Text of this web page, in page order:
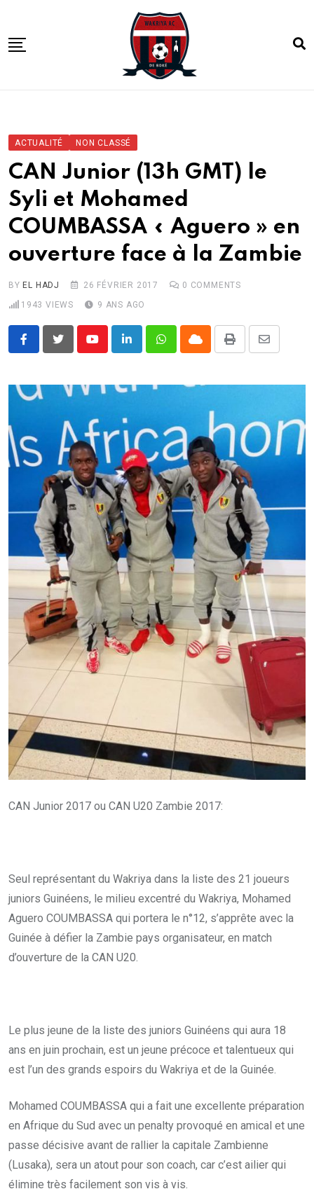
content
COMPETITIONS
CLUB
ACADEMIE
ACTUALITÉ NON CLASSÉ
CAN Junior (13h GMT) le
Syli et Mohamed
COUMBASSA « Aguero » en
ouverture face à la Zambie
BYEL HADJ 26 FÉVRIER 2017 0 COMMENTS
1943 VIEWS 9 ANS AGO
YoutubeLinkedInWhatsappCloud Print
Share
Email
CAN Junior 2017 ou CAN U20 Zambie 2017:
Seul représentant du Wakriya dans la liste des 21 joueurs
juniors Guinéens, le milieu excentré du Wakriya, Mohamed
Aguero COUMBASSA qui portera le n°12, s’apprête avec la
Guinée à défier la Zambie pays organisateur, en match
d’ouverture de la CAN U20.
Le plus jeune de la liste des juniors Guinéens qui aura 18
ans en juin prochain, est un jeune précoce et talentueux qui
est l’un des grands espoirs du Wakriya et de la Guinée.
Mohamed COUMBASSA qui a fait une excellente préparation
en Afrique du Sud avec un penalty provoqué en amical et une
passe décisive avant de rallier la capitale Zambienne
(Lusaka), sera un atout pour son coach, car c’est ailier qui
élimine très facilement son vis à vis.